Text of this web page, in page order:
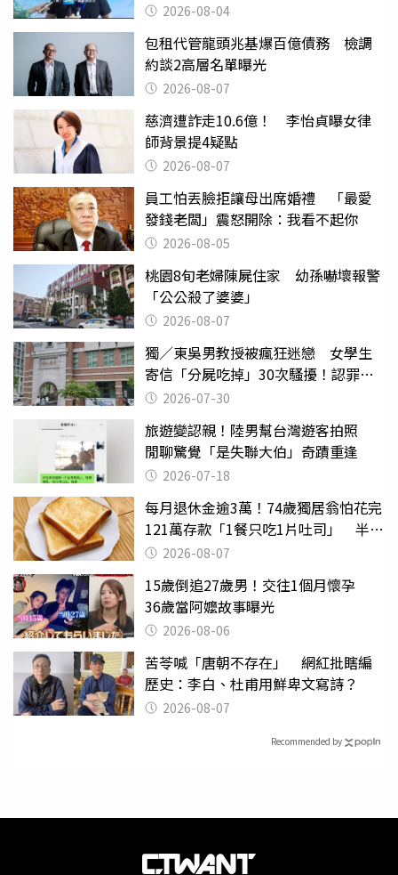
2026-08-04
包租代管龍頭兆基爆百億債務 檢調
約談2高層名單曝光
2026-08-07
慈濟遭詐走10.6億！ 李怡貞曝女律
師背景提4疑點
2026-08-07
員工怕丟臉拒讓母出席婚禮 「最愛
發錢老闆」震怒開除：我看不起你
2026-08-05
桃園8旬老婦陳屍住家 幼孫嚇壞報警
「公公殺了婆婆」
2026-08-07
獨／東吳男教授被瘋狂迷戀 女學生
寄信「分屍吃掉」30次騷擾！認罪免
關 2026-07-30
旅遊變認親！陸男幫台灣遊客拍照
閒聊驚覺「是失聯大伯」奇蹟重逢
2026-07-18
每月退休金逾3萬！74歲獨居翁怕花完
121萬存款「1餐只吃1片吐司」 半年
後暴瘦嚇壞女兒
2026-08-07
15歲倒追27歲男！交往1個月懷孕
36歲當阿嬤故事曝光
2026-08-06
苦苓喊「唐朝不存在」 網紅批瞎編
歷史：李白、杜甫用鮮卑文寫詩？
2026-08-07
Recommended by